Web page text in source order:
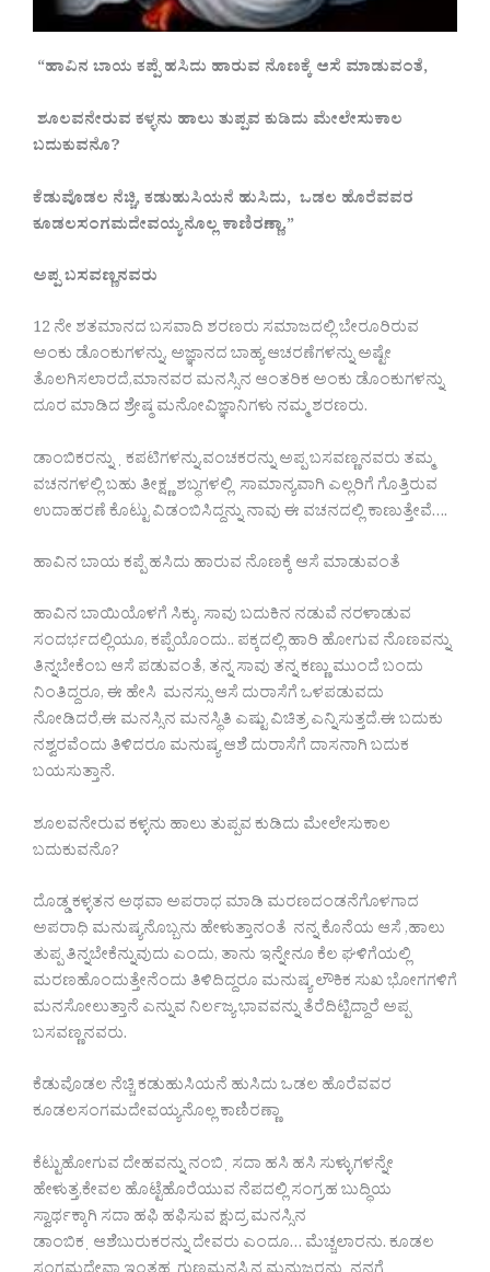
“ಹಾವಿನ ಬಾಯ ಕಪ್ಪೆ ಹಸಿದು ಹಾರುವ ನೊಣಕ್ಕೆ ಆಸೆ ಮಾಡುವಂತೆ,
ಶೂಲವನೇರುವ ಕಳ್ಳನು ಹಾಲು ತುಪ್ಪವ ಕುಡಿದು ಮೇಲೇಸುಕಾಲ
ಬದುಕುವನೊ?
ಕೆಡುವೊಡಲ ನೆಚ್ಚಿ, ಕಡುಹುಸಿಯನೆ ಹುಸಿದು, ಒಡಲ ಹೊರೆವವರ
ಕೂಡಲಸಂಗಮದೇವಯ್ಯನೊಲ್ಲ ಕಾಣಿರಣ್ಣಾ.”
ಅಪ್ಪ ಬಸವಣ್ಣನವರು
12 ನೇ ಶತಮಾನದ ಬಸವಾದಿ ಶರಣರು ಸಮಾಜದಲ್ಲಿ ಬೇರೂರಿರುವ
ಅಂಕು ಡೊಂಕುಗಳನ್ನು, ಅಜ್ಞಾನದ ಬಾಹ್ಯ ಆಚರಣೆಗಳನ್ನು ಅಷ್ಟೇ
ತೊಲಗಿಸಲಾರದೆ,ಮಾನವರ ಮನಸ್ಸಿನ ಆಂತರಿಕ ಅಂಕು ಡೊಂಕುಗಳನ್ನು
ದೂರ ಮಾಡಿದ ಶ್ರೇಷ್ಠ ಮನೋವಿಜ್ಞಾನಿಗಳು ನಮ್ಮ ಶರಣರು.
ಡಾಂಬಿಕರನ್ನು ˌ ಕಪಟಿಗಳನ್ನು,ವಂಚಕರನ್ನು ಅಪ್ಪ ಬಸವಣ್ಣನವರು ತಮ್ಮ
ವಚನಗಳಲ್ಲಿ ಬಹು ತೀಕ್ಷ್ಣ ಶಬ್ಧಗಳಲ್ಲಿ ಸಾಮಾನ್ಯವಾಗಿ ಎಲ್ಲರಿಗೆ ಗೊತ್ತಿರುವ
ಉದಾಹರಣೆ ಕೊಟ್ಟು ವಿಡಂಬಿಸಿದ್ದನ್ನು ನಾವು ಈ ವಚನದಲ್ಲಿ ಕಾಣುತ್ತೇವೆ….
ಹಾವಿನ ಬಾಯ ಕಪ್ಪೆ ಹಸಿದು ಹಾರುವ ನೊಣಕ್ಕೆ ಆಸೆ ಮಾಡುವಂತೆ
ಹಾವಿನ ಬಾಯಿಯೊಳಗೆ ಸಿಕ್ಕು, ಸಾವು ಬದುಕಿನ ನಡುವೆ ನರಳಾಡುವ
ಸಂದರ್ಭದಲ್ಲಿಯೂ, ಕಪ್ಪೆಯೊಂದು.. ಪಕ್ಕದಲ್ಲಿ ಹಾರಿ ಹೋಗುವ ನೊಣವನ್ನು
ತಿನ್ನಬೇಕೆಂಬ ಆಸೆ ಪಡುವಂತೆ, ತನ್ನ ಸಾವು ತನ್ನ ಕಣ್ಣು ಮುಂದೆ ಬಂದು
ನಿಂತಿದ್ದರೂ, ಈ ಹೇಸಿ ಮನಸ್ಸು ಆಸೆ ದುರಾಸೆಗೆ ಒಳಪಡುವದು
ನೋಡಿದರೆ,ಈ ಮನಸ್ಸಿನ ಮನಸ್ಥಿತಿ ಎಷ್ಟು ವಿಚಿತ್ರ ಎನ್ನಿಸುತ್ತದೆ.ಈ ಬದುಕು
ನಶ್ವರವೆಂದು ತಿಳಿದರೂ ಮನುಷ್ಯ ಆಶೆ ದುರಾಸೆಗೆ ದಾಸನಾಗಿ ಬದುಕ
ಬಯಸುತ್ತಾನೆ.
ಶೂಲವನೇರುವ ಕಳ್ಳನು ಹಾಲು ತುಪ್ಪವ ಕುಡಿದು ಮೇಲೇಸುಕಾಲ
ಬದುಕುವನೊ?
ದೊಡ್ಡ ಕಳ್ಳತನ ಅಥವಾ ಅಪರಾಧ ಮಾಡಿ ಮರಣದಂಡನೆಗೊಳಗಾದ
ಅಪರಾಧಿ ಮನುಷ್ಯನೊಬ್ಬನು ಹೇಳುತ್ತಾನಂತೆ ನನ್ನ ಕೊನೆಯ ಆಸೆ ,ಹಾಲು
ತುಪ್ಪ ತಿನ್ನಬೇಕೆನ್ನುವುದು ಎಂದು, ತಾನು ಇನ್ನೇನೂ ಕೆಲ ಘಳಿಗೆಯಲ್ಲಿ
ಮರಣಹೊಂದುತ್ತೇನೆಂದು ತಿಳಿದಿದ್ದರೂ ಮನುಷ್ಯ ಲೌಕಿಕ ಸುಖ ಭೋಗಗಳಿಗೆ
ಮನಸೋಲುತ್ತಾನೆ ಎನ್ನುವ ನಿರ್ಲಜ್ಯ ಭಾವವನ್ನು ತೆರೆದಿಟ್ಟಿದ್ದಾರೆ ಅಪ್ಪ
ಬಸವಣ್ಣನವರು.
ಕೆಡುವೊಡಲ ನೆಚ್ಚಿ ಕಡುಹುಸಿಯನೆ ಹುಸಿದು ಒಡಲ ಹೊರೆವವರ
ಕೂಡಲಸಂಗಮದೇವಯ್ಯನೊಲ್ಲ ಕಾಣಿರಣ್ಣಾ
ಕೆಟ್ಟುಹೋಗುವ ದೇಹವನ್ನು ನಂಬಿˌ ಸದಾ ಹಸಿ ಹಸಿ ಸುಳ್ಳುಗಳನ್ನೇ
ಹೇಳುತ್ತ,ಕೇವಲ ಹೊಟ್ಟೆಹೊರೆಯುವ ನೆಪದಲ್ಲಿ ಸಂಗ್ರಹ ಬುದ್ಧಿಯ
ಸ್ವಾರ್ಥಕ್ಕಾಗಿ ಸದಾ ಹಫಿ ಹಫಿಸುವ ಕ್ಷುದ್ರ ಮನಸ್ಸಿನ
ಡಾಂಬಿಕˌ ಆಶೆಬುರುಕರನ್ನು ದೇವರು ಎಂದೂ… ಮೆಚ್ಚಲಾರನು. ಕೂಡಲ